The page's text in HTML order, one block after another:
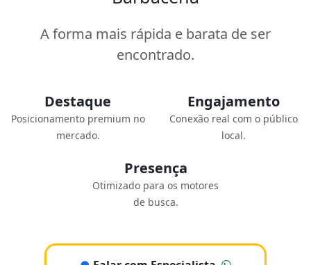
A forma mais rápida e barata de ser
encontrado.
Destaque
Posicionamento premium no
mercado.
Engajamento
Conexão real com o público
local.
Presença
Otimizado para os motores
de busca.